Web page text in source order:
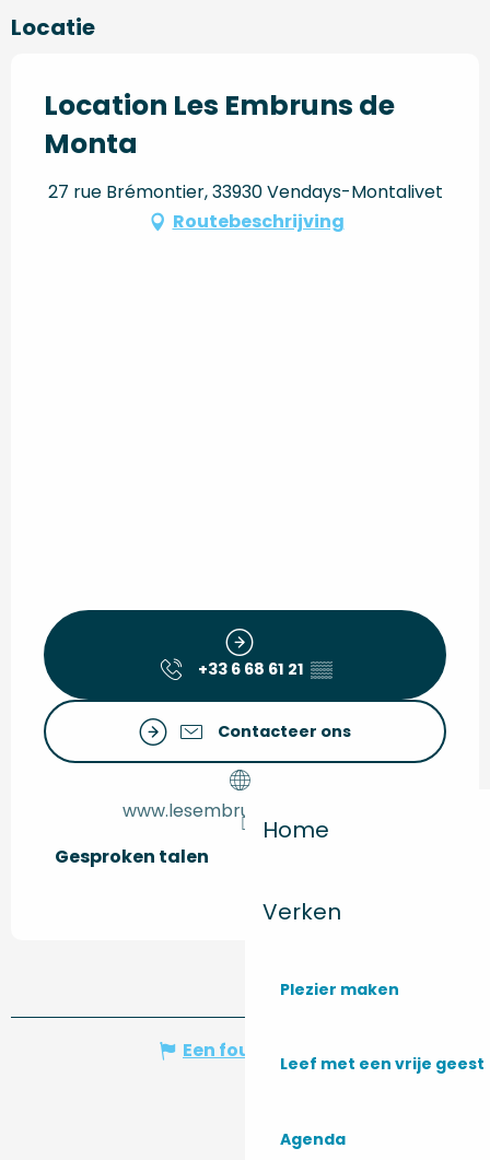
Home
Verken
Plezier maken
Leef met een vrije geest
Agenda
Locatie
Location Les Embruns de
Monta
27 rue Brémontier, 33930 Vendays-Montalivet
Routebeschrijving
+33 6 68 61 21 ▒▒
Contacteer ons
www.lesembrunsdemonta.fr
Gesproken talen
Gesproken talen
Een fout melden